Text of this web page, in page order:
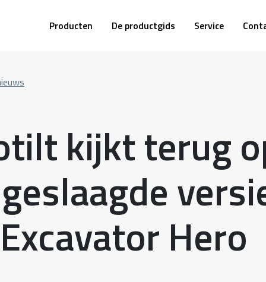
Producten De productgids Service
kijkt terug
Hero